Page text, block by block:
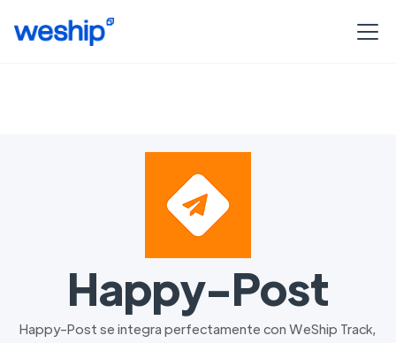
Happy-Post
Happy-Post se integra perfectamente con WeShip Track,